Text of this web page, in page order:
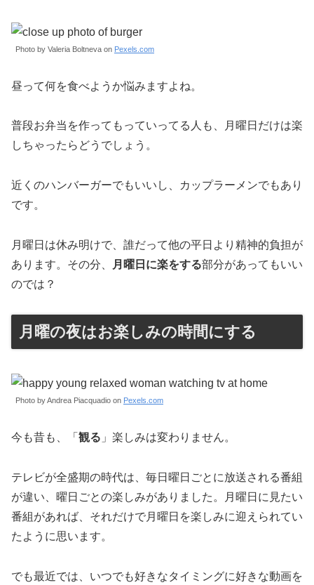
Photo by Valeria Boltneva on Pexels.com
昼って何を食べようか悩みますよね。
普段お弁当を作ってもっていってる人も、月曜日だけは楽
しちゃったらどうでしょう。
近くのハンバーガーでもいいし、カップラーメンでもあり
です。
月曜日は休み明けで、誰だって他の平日より精神的負担が
あります。その分、
月曜日に楽をする部分があってもいい
のでは？
月曜の夜はお楽しみの時間にする
Photo by Andrea Piacquadio on Pexels.com
今も昔も、「 観る 」楽しみは変わりません。
テレビが全盛期の時代は、毎日曜日ごとに放送される番組
が違い、曜日ごとの楽しみがありました。月曜日に見たい
番組があれば、それだけで月曜日を楽しみに迎えられてい
たように思います。
でも最近では、いつでも好きなタイミングに好きな動画を